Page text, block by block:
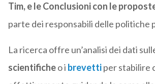
Tim, e leConclusioni con le
parte dei responsabili delle politiche
La ricerca offre un’analisi dei dati
scientificheo i brevettiper stabilire